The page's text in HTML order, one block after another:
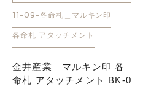
11-09-各命札＿マルキン印
各命札 アタッチメント
金井産業 マルキン印 各
命札 アタッチメント BK-0